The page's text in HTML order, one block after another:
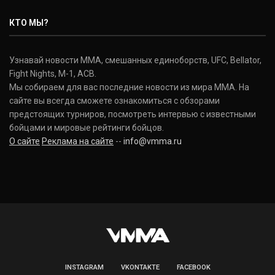
Donald Cerrone
(36-15-0, 1)
Исраэль Адесанья
Israel Adesanya
(19-0-0, 0)
КТО МЫ?
Узнавай новости ММА, смешанных единоборств, UFC, Bellator,
Fight Nights, M-1, ACB.
Мы собираем для вас последние новости из мира ММА. На
сайте вы всегда сможете ознакомиться с обзорами
предстоящих турниров, посмотреть интервью с известными
бойцами и мировые рейтинги бойцов.
О сайте Реклама на сайте -- info@vmma.ru
INSTAGRAM VKONTAKTE FACEBOOK